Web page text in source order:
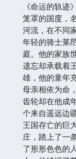
《命运的轨
笼罩的国度，
河流，在不同
年轻的骑士莱
庭。他的家族
遗忘却承载着
雄，他的童年
母亲相依为命
齿轮却在他成
个来自遥远边
王国存亡的巨
庄，踏上了一
了形形色色的